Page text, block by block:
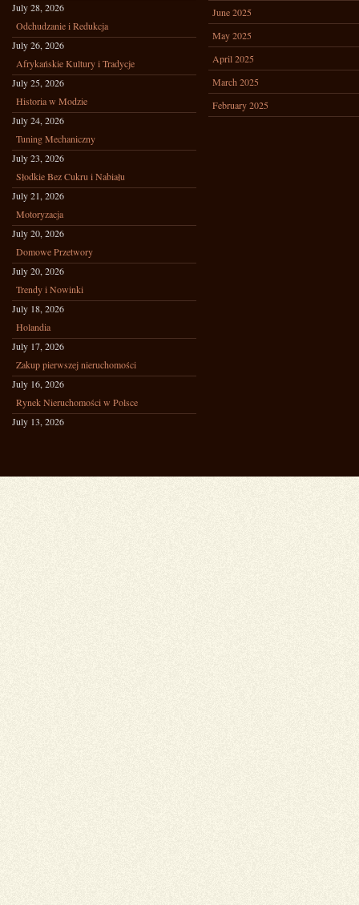
July 28, 2026
Odchudzanie i Redukcja
July 26, 2026
Afrykańskie Kultury i Tradycje
July 25, 2026
Historia w Modzie
July 24, 2026
Tuning Mechaniczny
July 23, 2026
Słodkie Bez Cukru i Nabiału
July 21, 2026
Motoryzacja
July 20, 2026
Domowe Przetwory
July 20, 2026
Trendy i Nowinki
July 18, 2026
Holandia
July 17, 2026
Zakup pierwszej nieruchomości
July 16, 2026
Rynek Nieruchomości w Polsce
July 13, 2026
June 2025
May 2025
April 2025
March 2025
February 2025